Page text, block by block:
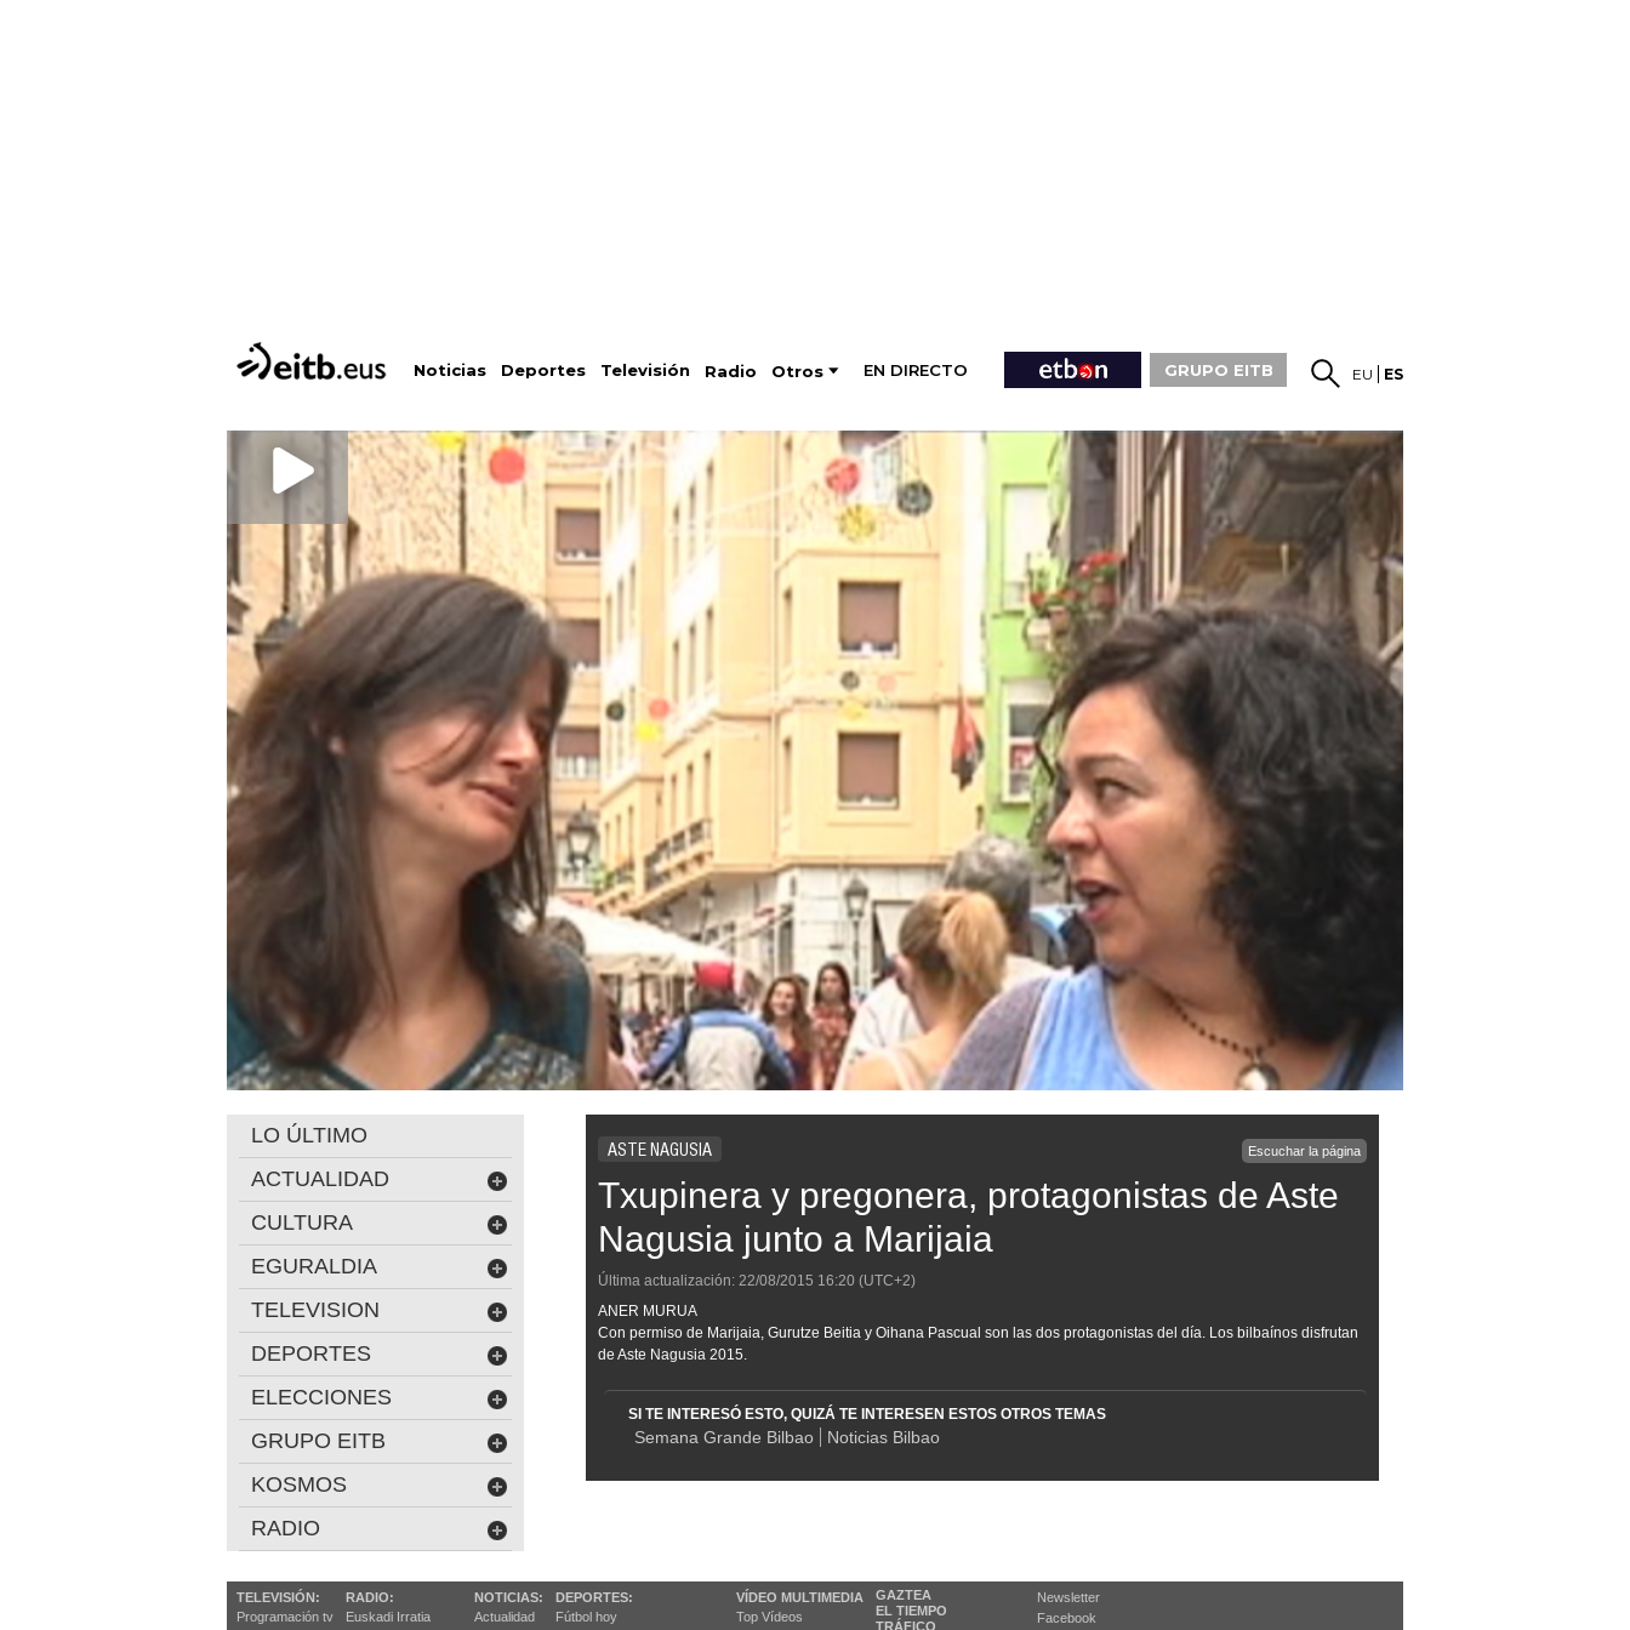
Noticias Deportes Televisión Radio Otros EN DIRECTO GRUPO EITB EU ES
ASTE NAGUSIA Escuchar la página
Txupinera y pregonera, protagonistas de Aste
Nagusia junto a Marijaia
Última actualización: 22/08/2015 16:20 (UTC+2)
ANER MURUA
Con permiso de Marijaia, Gurutze Beitia y Oihana Pascual son las dos protagonistas del día. Los bilbaínos disfrutan
de Aste Nagusia 2015.
SI TE INTERESÓ ESTO, QUIZÁ TE INTERESEN ESTOS OTROS TEMAS
Semana Grande Bilbao Noticias Bilbao
LO ÚLTIMO
ACTUALIDAD
CULTURA
EGURALDIA
TELEVISION
DEPORTES
ELECCIONES
GRUPO EITB
KOSMOS
RADIO
TELEVISIÓN:
Programación tv
RADIO:
Euskadi Irratia
NOTICIAS:
Actualidad
DEPORTES:
Fútbol hoy
VÍDEO MULTIMEDIA
Top Vídeos
GAZTEA
EL TIEMPO
TRÁFICO
Newsletter
Facebook